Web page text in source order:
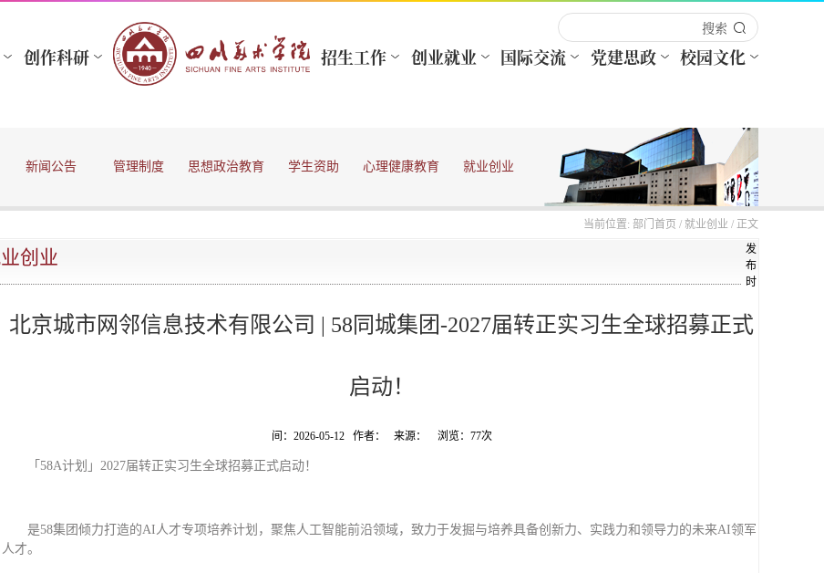
新闻公告 管理制度 思想政治教育 学生资助 心理健康教育 就业创业
当前位置: 部门首页 / 就业创业 / 正文
创业
北京城市网邻信息技术有限公司 | 58同城集团-2027届转正实习生全球招募正式
启动！
发
布
时
间：2026-05-12 作者： 来源： 浏览： 77次
「58A计划」2027届转正实习生全球招募正式启动！
是58集团倾力打造的AI人才专项培养计划，聚焦人工智能前沿领域，致力于发掘与培养具备创新力、实践力和领导力的未来AI领军
人才。